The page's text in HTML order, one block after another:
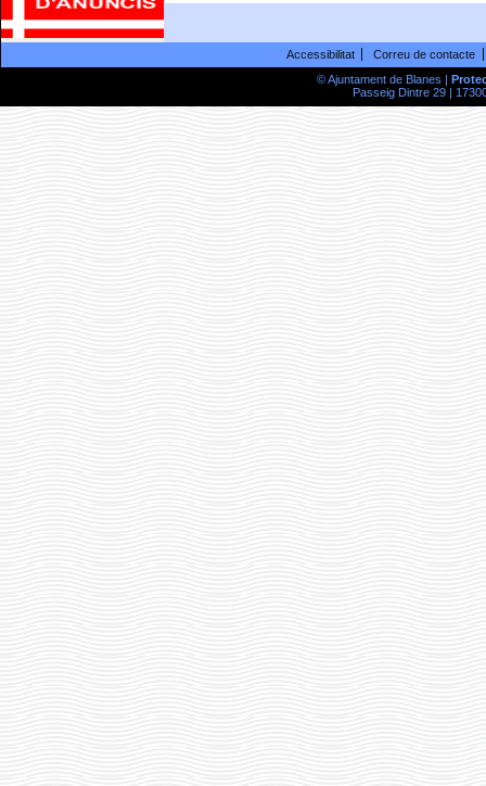
Accessibilitat
Correu de contacte
© Ajuntament de Blanes |
Passeig Dintre 29 |